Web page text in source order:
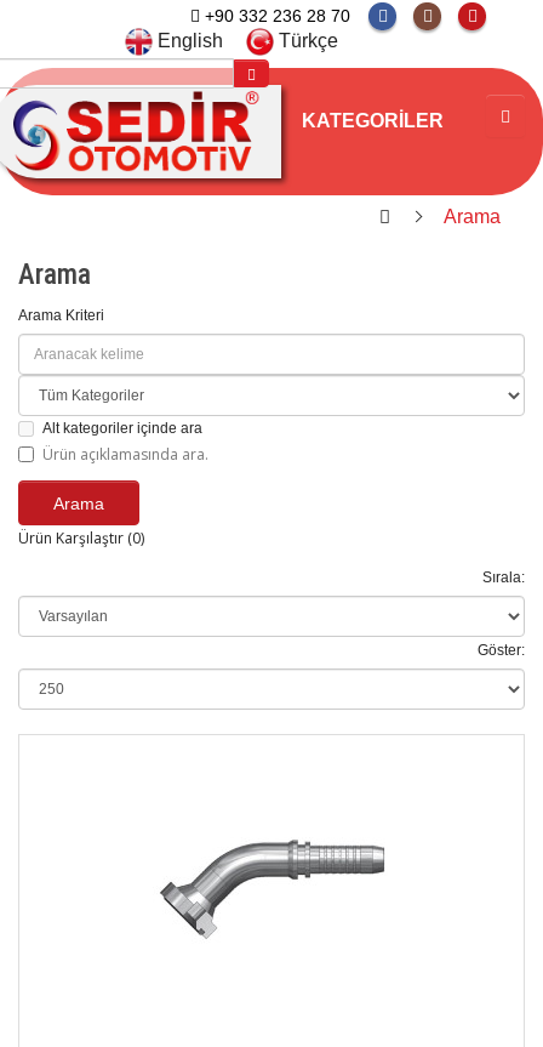
+90 332 236 28 70
English Türkçe
KATEGORILER
Arama
Arama
Arama Kriteri
Alt kategoriler içinde ara
Ürün açıklamasında ara.
Ürün Karşılaştır (0)
Sırala:
Göster: